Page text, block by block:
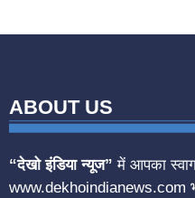
ABOUT US
“देखो इंडिया न्यूज” में आपका
www.dekhoindianews.com